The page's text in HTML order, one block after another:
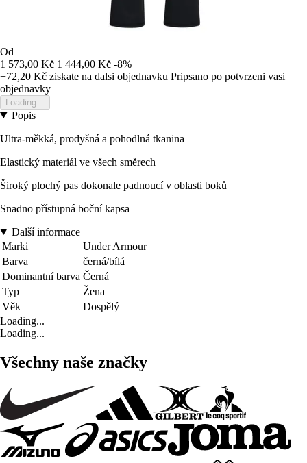
Od
1 573,00 Kč 1 444,00 Kč -8%
+72,20 Kč ziskate na dalsi objednavku Pripsano po potvrzeni vasi
objednavky
Loading...
Popis
Ultra-měkká, prodyšná a pohodlná tkanina
Elastický materiál ve všech směrech
Široký plochý pas dokonale padnoucí v oblasti boků
Snadno přístupná boční kapsa
Další informace
Marki
Under Armour
Barva
černá/bílá
Dominantní barva Černá
Typ
Žena
Věk
Dospělý
Loading...
Loading...
Všechny naše značky